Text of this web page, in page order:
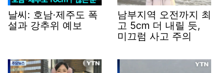
날씨: 호남·제주도 폭
설과 강추위 예보
남부지역 오전까지 최
고 5cm 더 내릴 듯,
미끄럼 사고 주의